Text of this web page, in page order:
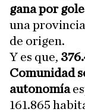
gana por
una
de origen.
Y es que,
Comunidad
autonomía
161.865